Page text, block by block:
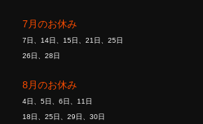
7月のお休み
7日、14日、15日、21日、25日
26日、28日
8月のお休み
4日、5日、6日、11日
18日、25日、29日、30日